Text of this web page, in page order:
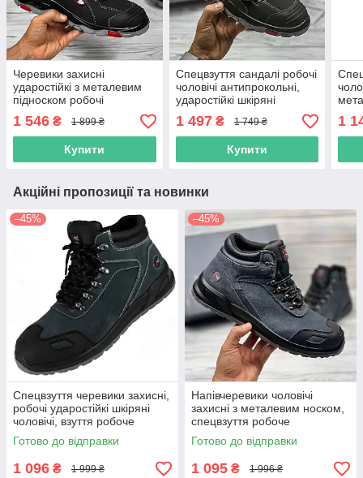
Черевики захисні
ударостійкі з металевим
підноском робочі
антипрокольні спецвзуття
захисне демісезонне
робоче взуття
1 546 ₴ 1 899 ₴
Купити
Спецвзуття сандалі робочі
чоловічі антипрокольні,
ударостійкі шкіряні
металевий підносок,
босоніжки захисні, польша
1 497₴ 1 749 ₴
Купити
1
Акційні пропозиції та новинки
–45%
Спецвзуття черевики захисні,
робочі ударостійкі шкіряні
чоловічі, взуття робоче
демісезонне, польша
Готово до відправки
1 096 ₴ 1 999 ₴
–45%
Напівчеревики чоловічі
захисні з металевим носком,
спецвзуття робоче
ударостійке захисне, польша
Готово до відправки
1 095 ₴ 1 996 ₴